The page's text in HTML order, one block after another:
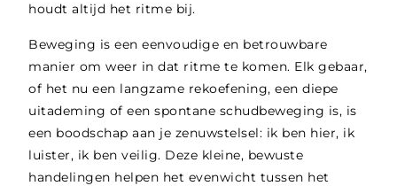
houdt altijd het ritme bij.
Beweging is een eenvoudige en betrouwbare
manier om weer in dat ritme te komen. Elk gebaar,
of het nu een langzame rekoefening, een diepe
uitademing of een spontane schudbeweging is, is
een boodschap aan je zenuwstelsel: ik ben hier, ik
luister, ik ben veilig. Deze kleine, bewuste
handelingen helpen het evenwicht tussen het